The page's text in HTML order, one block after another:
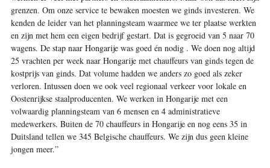
grenzen. Om onze service te bewaken moesten we ginds investeren. We
kenden de leider van het planningsteam waarmee we ter plaatse werkten
en zijn met hem een eigen bedrijf gestart. Dat is gegroeid van 5 naar 70
wagens. De stap naar Hongarije was goed én nodig . We doen nog altijd
25 vrachten per week naar Hongarije met chauffeurs van ginds tegen de
kostprijs van ginds. Dat volume hadden we anders zo goed als zeker
verloren. Intussen doen we ook veel regionaal verkeer voor lokale en
Oostenrijkse staalproducenten. We werken in Hongarije met een
volwaardig planningsteam van 6 mensen en 4 administratieve
medewerkers. Buiten de 70 chauffeurs in Hongarije en nog eens 35 in
Duitsland tellen we 345 Belgische chauffeurs. We zijn dus geen kleine
jongen meer.”